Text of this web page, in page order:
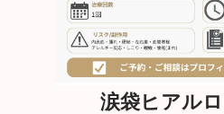
涙袋ヒアル